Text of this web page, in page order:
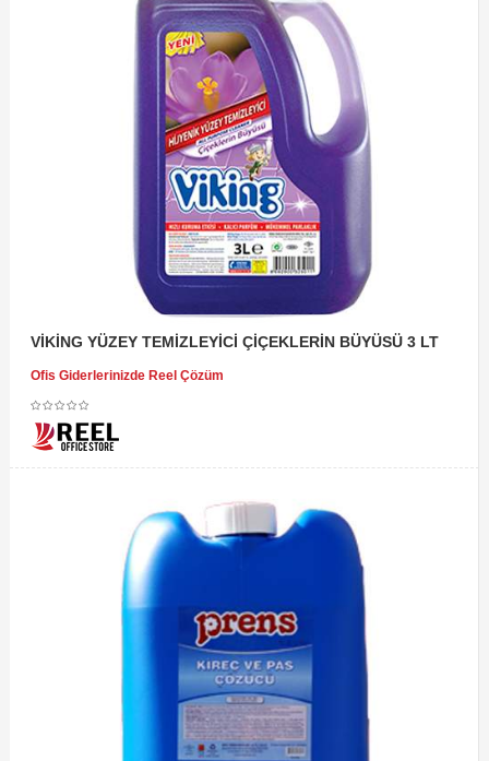
VİKİNG YÜZEY TEMİZLEYİCİ ÇİÇEKLERİN BÜYÜSÜ 3 LT
Ofis Giderlerinizde Reel Çözüm